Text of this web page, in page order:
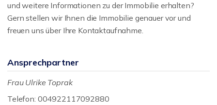
und weitere Informationen zu der Immobilie erhalten?
Gern stellen wir Ihnen die Immobilie genauer vor und
freuen uns über Ihre Kontaktaufnahme.
Ansprechpartner
Frau Ulrike Toprak
Telefon: 004922117092880